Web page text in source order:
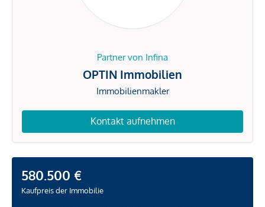
Partner von Infina
OPTIN Immobilien
Immobilienmakler
Kontakt aufnehmen
580.500 €
Kaufpreis der Immobilie